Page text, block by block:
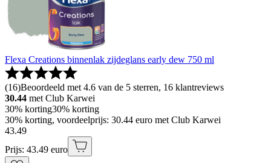
Flexa Creations binnenlak zijdeglans early dew 750 ml
(16)Beoordeeld met 4.6 van de 5 sterren, 16 klantreviews
30.44 met Club Karwei
30% korting30% korting
30% korting, voordeelprijs: 30.44 euro met Club Karwei
43.49
Prijs: 43.49 euro